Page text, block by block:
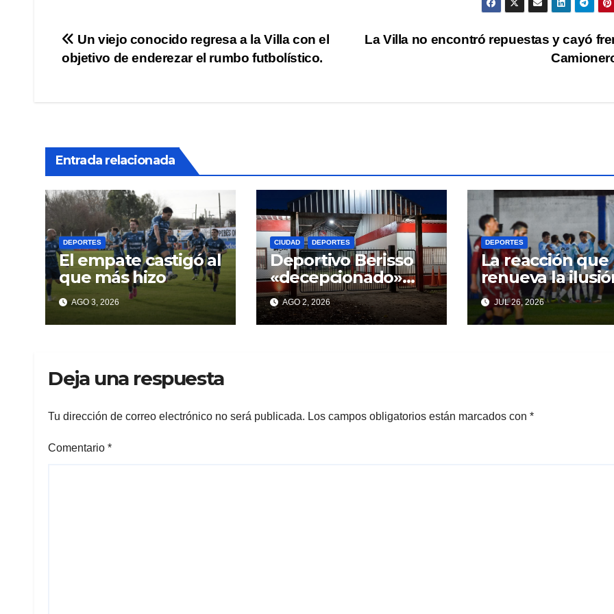
Navegación
de
La Villa no encontró repuestas y cayó
Un viejo conocido regresa a la Villa con el
objetivo de enderezar el rumbo futbolístico.
Entrada relacionada
DEPORTES
El empate castigó al
que más hizo
AGO 3, 2026
CIUDAD DEPORTES
Deportivo Berisso
«decepcionado»
con Cagliardi y sus
promesas
incumplidas
AGO 2, 2026
DEPORTES
La reacción que
renueva la
Villa volvió al
con fútbol y
personalidad
JUL 26, 2026
Deja una respuesta
Tu dirección de correo electrónico no será publicada. Los campos obligatorios están marcados con *
Comentario *